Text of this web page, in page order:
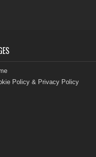
Policy & Privacy Policy